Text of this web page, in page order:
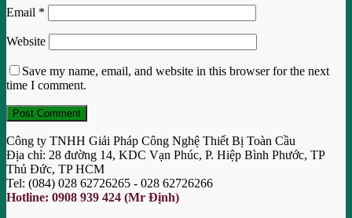
Email *
Website
Save my name, email, and website in this browser for the next
time I comment.
Công ty TNHH Giải Pháp Công Nghệ Thiết Bị Toàn Cầu
Địa chỉ: 28 đường 14, KDC Vạn Phúc, P. Hiệp Bình Phước, TP
Thủ Đức, TP HCM
Tel: (084) 028 62726265 - 028 62726266
Hotline: 0908 939 424 (Mr Định)